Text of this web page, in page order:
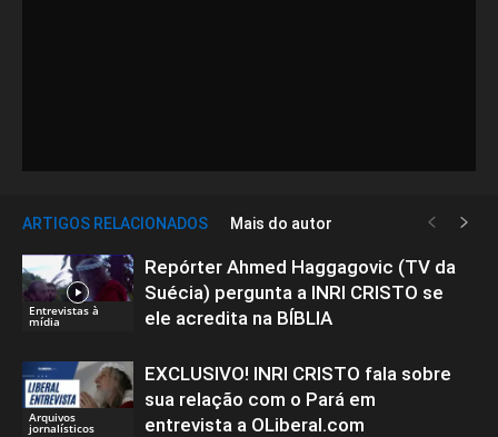
ARTIGOS RELACIONADOS Mais do autor
Entrevistas à
mídia
Repórter Ahmed Haggagovic (TV da
Suécia) pergunta a INRI CRISTO se
ele acredita na BÍBLIA
Arquivos
jornalísticos
EXCLUSIVO! INRI CRISTO fala sobre
sua relação com o Pará em
entrevista a OLiberal.com